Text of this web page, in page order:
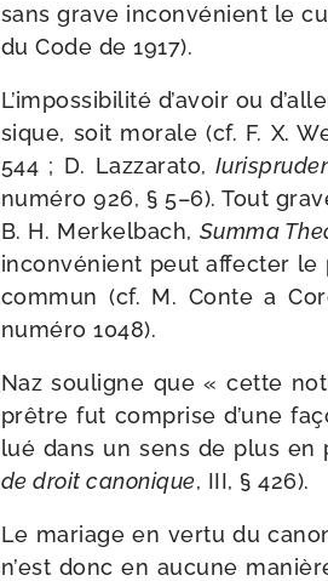
sans grave incon­vé­nient le
du Code de 1917).
L’impossibilité d’avoir ou
sique, soit morale (cf. F. X.
544 ; D. Lazzarato,
numé­ro 926, § 5–6). Tout
B. H. Merkelbach, Summa
incon­vé­nient peut affec­ter le
com­mun (cf. M. Conte a
numé­ro 1048).
Naz sou­ligne que « cette
prêtre fut com­prise d’une
lué dans un sens de plus en
de droit cano­nique, III, § 426).
Le mariage en ver­tu du
n’est donc en aucune